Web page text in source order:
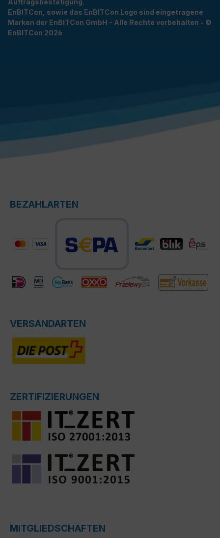
EnBITCon, sowie das EnBITCon Logo sind eingetragene
Marken der EnBITCon GmbH - Alle Rechte vorbehalten - ©
EnBITCon 2026
BEZAHLARTEN
VERSANDARTEN
ZERTIFIZIERUNGEN
MITGLIEDSCHAFTEN